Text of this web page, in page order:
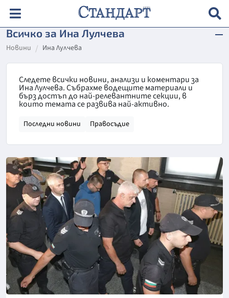
Всичко за Ина Лулчева
Новини Ина Лулчева
Следете всички новини, анализи и коментари за
Ина Лулчева. Събрахме водещите материали и
бърз достъп до най-релевантните секции, в
които темата се развива най-активно.
Последни новини Правосъдие
Снимка: БТА, архив